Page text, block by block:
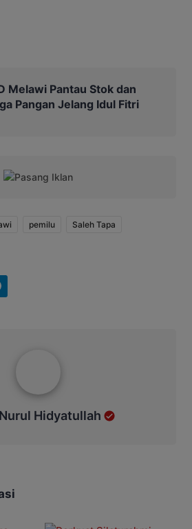
Melawi Pantau Stok dan
Pangan Jelang Idul Fitri
pemilu Saleh Tapa
Hidyatullah